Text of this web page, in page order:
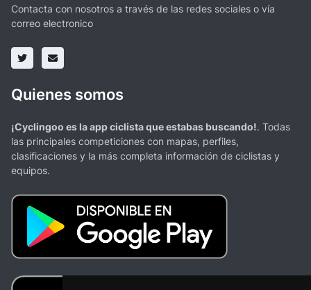
Contacta con nosotros a través de las redes sociales o vía
correo electronico
Quienes somos
¡Cyclingoo es la app ciclista que estabas buscando!. Todas
las principales competiciones con mapas, perfiles,
clasificaciones y la más completa información de ciclistas y
equipos.